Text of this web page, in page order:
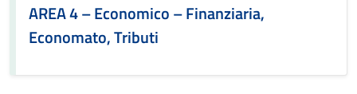
AREA 4 – Economico – Finanziaria,
Economato, Tributi